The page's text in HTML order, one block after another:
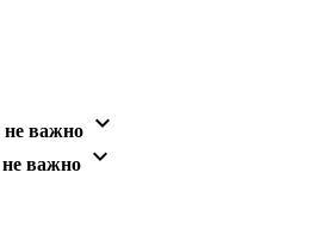
не важно 
не важно 